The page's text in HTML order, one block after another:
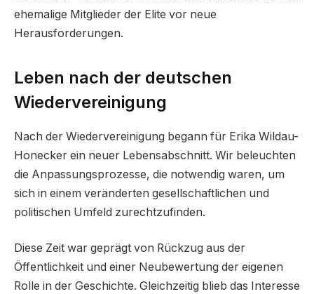
ehemalige Mitglieder der Elite vor neue
Herausforderungen.
Leben nach der deutschen
Wiedervereinigung
Nach der Wiedervereinigung begann für Erika Wildau-
Honecker ein neuer Lebensabschnitt. Wir beleuchten
die Anpassungsprozesse, die notwendig waren, um
sich in einem veränderten gesellschaftlichen und
politischen Umfeld zurechtzufinden.
Diese Zeit war geprägt von Rückzug aus der
Öffentlichkeit und einer Neubewertung der eigenen
Rolle in der Geschichte. Gleichzeitig blieb das Interesse